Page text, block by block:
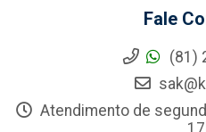
Fale
(81)
Atendimento de